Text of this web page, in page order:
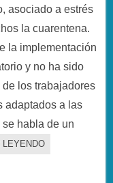
asociado a estrés
la cuarentena.
la implementación
y no ha sido
los trabajadores
adaptados a las
habla de un
LEYENDO